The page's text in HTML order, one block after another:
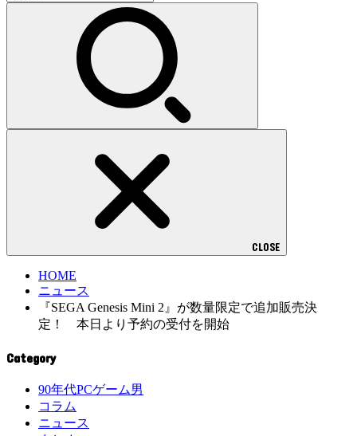
索:
CLOSE
HOME
ニュース
『SEGA Genesis Mini 2』が数量限定で追加販売決
定！ 本日より予約の受付を開始
Category
90年代PCゲーム男
コラム
ニュース